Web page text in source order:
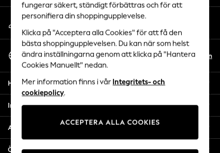
GIRLS
New In
50 - 92cm
98 - 110cm
116 - 134cm
140 - 174cm
Trending: Top & Short Sets
Trending: Clogs
All Clothing
Coats & Jackets
Sweatshirts & Hoodies
Mitt konto
Logga in på ditt konto
Välj Språk
Svenska
Sv En
Hjälp
Integritet & Juridik
Avdelningar
Övriga tjänster
fungerar säkert, ständigt förbättras och för att
personifiera din shoppingupplevelse.
Klicka på "Acceptera alla Cookies" för att få den
bästa shoppingupplevelsen. Du kan när som helst
ändra inställningarna genom att klicka på "Hantera
Cookies Manuellt" nedan.
Mer information finns i vår Integritets- och
cookiepolicy.
ACCEPTERA ALLA COOKIES